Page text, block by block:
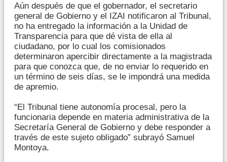
Aún después de que el gobernador, el secretario
general de Gobierno y el IZAI notificaron al Tribunal,
no ha entregado la información a la Unidad de
Transparencia para que dé vista de ella al
ciudadano, por lo cual los comisionados
determinaron apercibir directamente a la magistrada
para que conozca que, de no enviar lo requerido en
un término de seis días, se le impondrá una medida
de apremio.
“El Tribunal tiene autonomía procesal, pero la
funcionaria depende en materia administrativa de la
Secretaría General de Gobierno y debe responder a
través de este sujeto obligado” subrayó Samuel
Montoya.